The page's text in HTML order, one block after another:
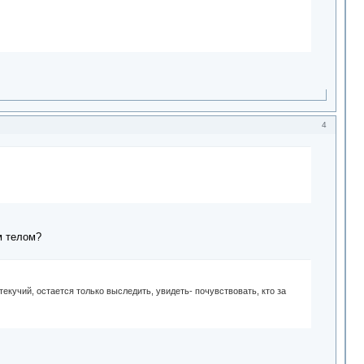
4
телом?
остается только выследить, увидеть- почувствовать, кто за